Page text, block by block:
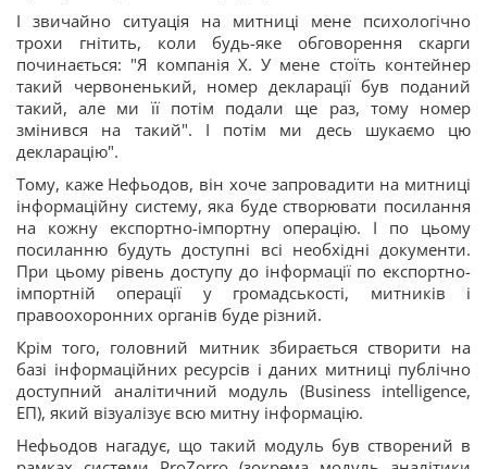
І звичайно ситуація на митниці мене психологічно
трохи гнітить, коли будь-яке обговорення скарги
починається: "Я компанія X. У мене стоїть контейнер
такий червоненький, номер декларації був поданий
такий, але ми її потім подали ще раз, тому номер
змінився на такий". І потім ми десь шукаємо цю
декларацію".
Тому, каже Нефьодов, він хоче запровадити на митниці
інформаційну систему, яка буде створювати посилання
на кожну експортно-імпортну операцію. І по цьому
посиланню будуть доступні всі необхідні документи.
При цьому рівень доступу до інформації по експортно-
імпортній операції у громадськості, митників і
правоохоронних органів буде різний.
Крім того, головний митник збирається створити на
базі інформаційних ресурсів і даних митниці публічно
доступний аналітичний модуль (Business intelligence,
ЕП), який візуалізує всю митну інформацію.
Нефьодов нагадує, що такий модуль був створений в